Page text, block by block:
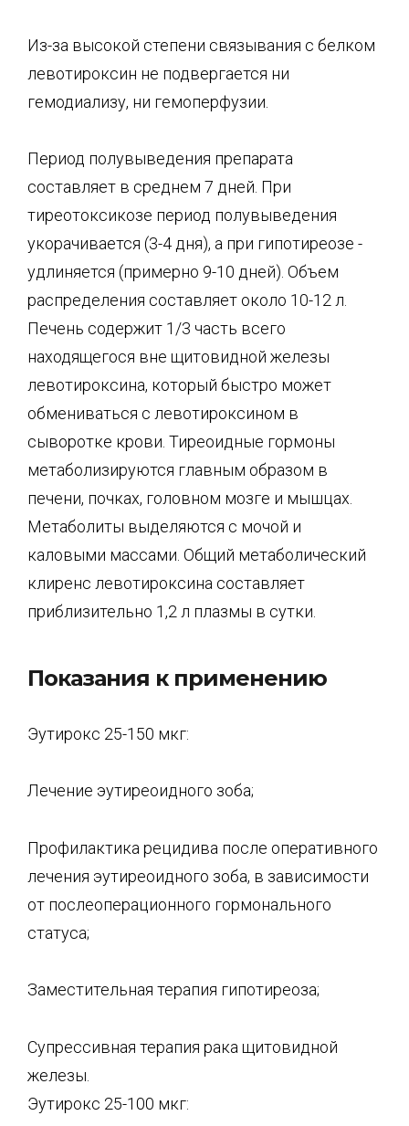
Из-за высокой степени связывания с белком
левотироксин не подвергается ни
гемодиализу, ни гемоперфузии.
Период полувыведения препарата
составляет в среднем 7 дней. При
тиреотоксикозе период полувыведения
укорачивается (3-4 дня), а при гипотиреозе -
удлиняется (примерно 9-10 дней). Объем
распределения составляет около 10-12 л.
Печень содержит 1/3 часть всего
находящегося вне щитовидной железы
левотироксина, который быстро может
обмениваться с левотироксином в
сыворотке крови. Тиреоидные гормоны
метаболизируются главным образом в
печени, почках, головном мозге и мышцах.
Метаболиты выделяются с мочой и
каловыми массами. Общий метаболический
клиренс левотироксина составляет
приблизительно 1,2 л плазмы в сутки.
Показания к применению
Эутирокс 25-150 мкг:
Лечение эутиреоидного зоба;
Профилактика рецидива после оперативного
лечения эутиреоидного зоба, в зависимости
от послеоперационного гормонального
статуса;
Заместительная терапия гипотиреоза;
Супрессивная терапия рака щитовидной
железы.
Эутирокс 25-100 мкг: